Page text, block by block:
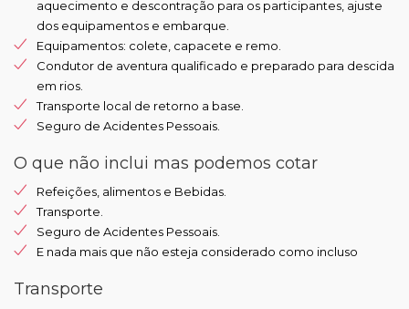
aquecimento e descontração para os participantes, ajuste
dos equipamentos e embarque.
Equipamentos: colete, capacete e remo.
Condutor de aventura qualificado e preparado para descida
em rios.
Transporte local de retorno a base.
Seguro de Acidentes Pessoais.
O que não inclui mas podemos cotar
Refeições, alimentos e Bebidas.
Transporte.
Seguro de Acidentes Pessoais.
E nada mais que não esteja considerado como incluso
Transporte